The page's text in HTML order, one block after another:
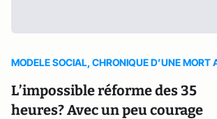
MODELE SOCIAL, CHRONIQUE D’UNE MORT
L’impossible réforme des 35
heures? Avec un peu courage